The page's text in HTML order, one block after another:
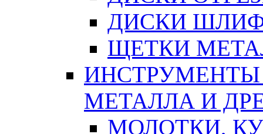
ДИСКИ
ЩЕТКИ
ИНСТРУМЕНТЫ
МЕТАЛЛА И
МОЛОТКИ,